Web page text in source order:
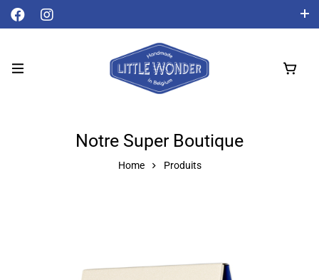
Français
Notre Super Boutique
Home Produits